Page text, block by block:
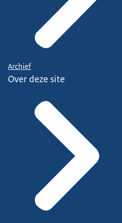
Archief
Over deze site